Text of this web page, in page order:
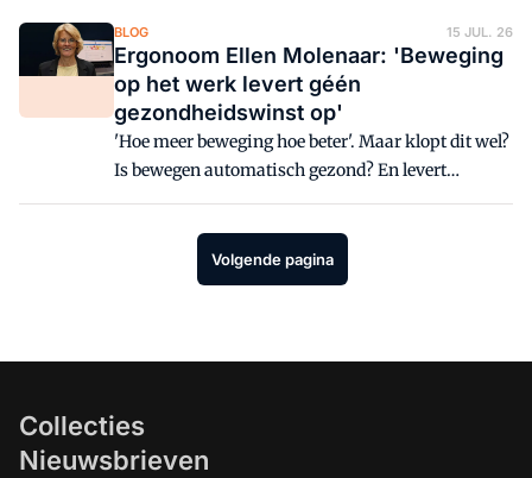
een meningsverschil over een werkplek.
BLOG 15 JUL. 26
Ergonoom Ellen Molenaar: 'Beweging
op het werk levert géén
gezondheidswinst op'
'Hoe meer beweging hoe beter'. Maar klopt dit wel?
Is bewegen automatisch gezond? En levert
beweging op het werk gezondheidsvoordelen op of
Volgende pagina
Collecties
Nieuwsbrieven